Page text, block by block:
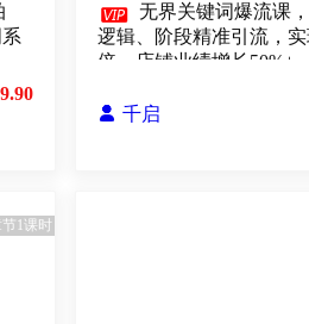
 无界关键词爆流课
逻辑、阶段精准引流，
倍，店铺业绩增长50%+
 千启
1课时